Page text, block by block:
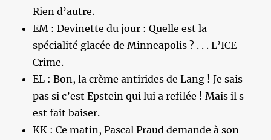
Rien d’autre.
EM : Devinette du jour : Quelle est la
spécialité glacée de Minneapolis ? . . . L’ICE
Crime.
EL : Bon, la crème antirides de Lang ! Je sais
pas si c’est Epstein qui lui a refilée ! Mais il s
est fait baiser.
KK : Ce matin, Pascal Praud demande à son